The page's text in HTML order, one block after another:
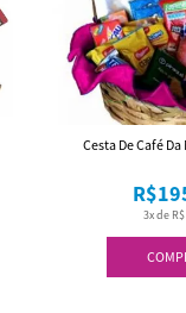
3x de
Cesta De Café